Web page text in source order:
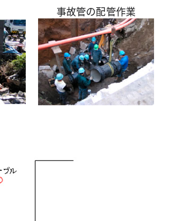
事故管の配管作業